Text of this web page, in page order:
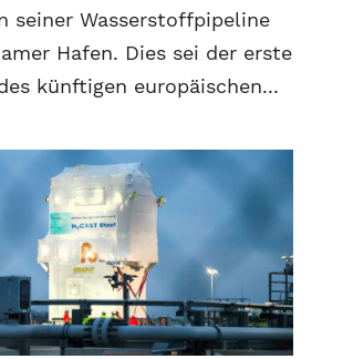
seiner Wasserstoffpipeline
Hafen. Dies sei der erste
künftigen europäischen...